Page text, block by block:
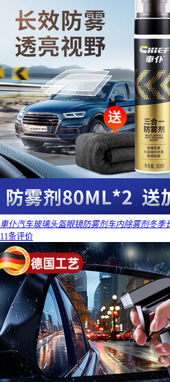
車仆汽车玻璃头盔眼镜防雾剂车内除雾剂冬季
11条评价